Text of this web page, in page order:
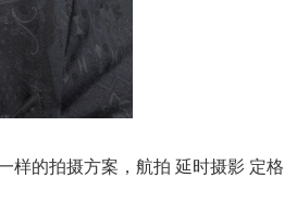
的拍摄方案，航拍 延时摄影 定格